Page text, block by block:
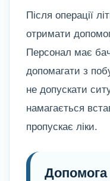
Після операції
отримати
Персонал має
допомагати з
не допускати
намагається
пропускає ліки.
Допомога